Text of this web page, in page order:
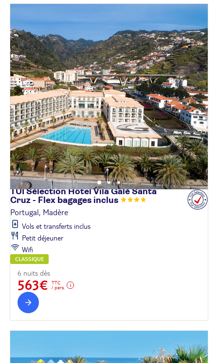
TUI Sélection Hôtel Vila Galé Santa
Cruz - Flex bagages inclus
Portugal, Madère
Vols et transferts inclus
Petit déjeuner
Wifi
CLASSIQUE
6 nuits dès
563€
TTC
/ pers.